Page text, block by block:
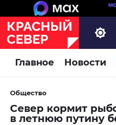
Главное Новости
Общество
Север кормит
в летнюю путину